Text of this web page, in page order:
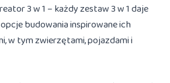
3 w 1 – każdy zestaw 3 w 1 daje
budowania inspirowane ich
w tym zwierzętami, pojazdami i